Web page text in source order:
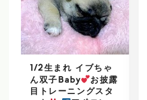
1/2生まれ イブちゃ
ん双子Baby
お披露
目トレーニングスタ